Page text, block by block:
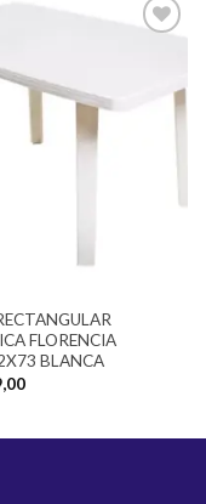
Añadir
FLORENCIA
BLANCA